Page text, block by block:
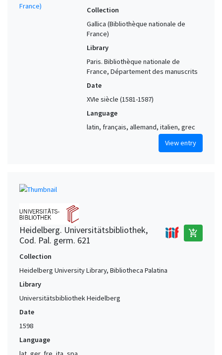
Collection
Gallica (Bibliothèque nationale de
France)
Library
Paris. Bibliothèque nationale de
France, Département des manuscrits
Date
XVIe siècle (1581-1587)
Language
latin, français, allemand, italien, grec
View entry
Heidelberg. Universitätsbibliothek,
Cod. Pal. germ. 621
add_shopping_cart
Collection
Heidelberg University Library, Bibliotheca Palatina
Library
Universitätsbibliothek Heidelberg
Date
1598
Language